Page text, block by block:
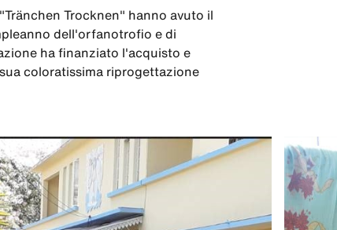
Trocknen" hanno avuto il
dell'orfanotrofio e di
ha finanziato l'acquisto e
coloratissima riprogettazione